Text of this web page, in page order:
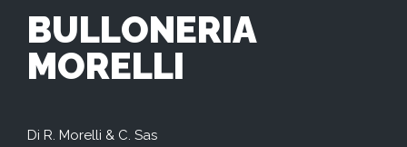
BULLONERIA
MORELLI
Di R. Morelli & C. Sas